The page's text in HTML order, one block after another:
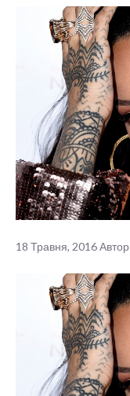
18 Травня, 2016Автор